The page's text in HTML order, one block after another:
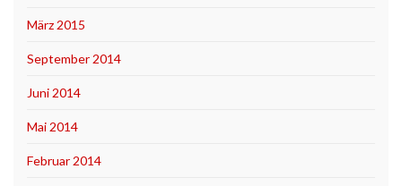
März 2015
September 2014
Juni 2014
Mai 2014
Februar 2014